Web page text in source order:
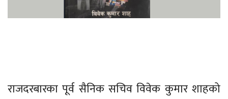
राजदरबारका पूर्व सैनिक सचिव विवेक कुमार शाहको